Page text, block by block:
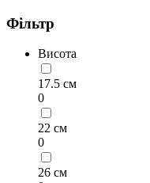
Фільтр
Висота
17.5 см
0
22 см
0
26 см